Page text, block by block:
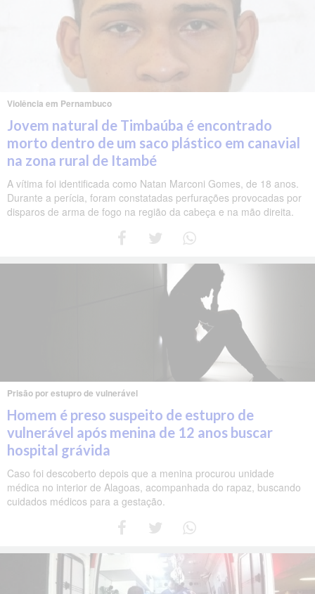
Violência em Pernambuco
Jovem natural de Timbaúba é encontrado
morto dentro de um saco plástico em canavial
na zona rural de Itambé
A vítima foi identificada como Natan Marconi Gomes, de 18 anos.
Durante a perícia, foram constatadas perfurações provocadas por
disparos de arma de fogo na região da cabeça e na mão direita.
Prisão por estupro de vulnerável
Homem é preso suspeito de estupro de
vulnerável após menina de 12 anos buscar
hospital grávida
Caso foi descoberto depois que a menina procurou unidade
médica no interior de Alagoas, acompanhada do rapaz, buscando
cuidados médicos para a gestação.